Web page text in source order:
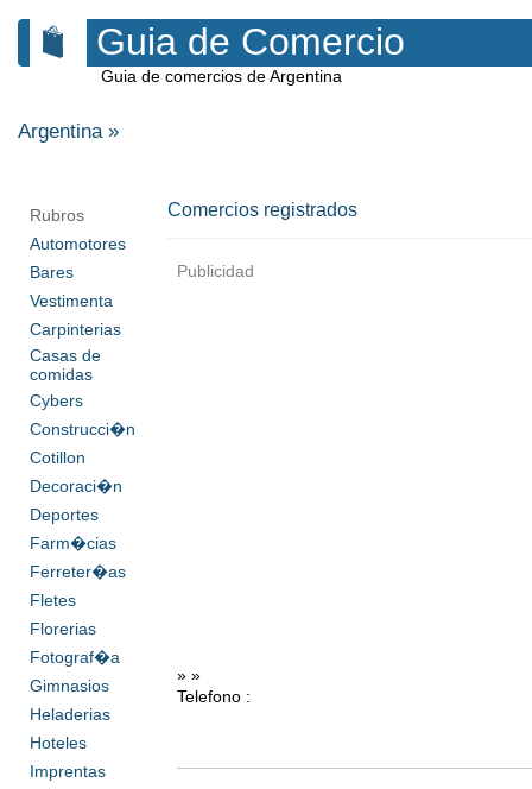
Guia de Comercio
Guia de comercios de Argentina
Argentina»
Rubros
Automotores
Bares
Vestimenta
Carpinterias
Casas de
comidas
Cybers
Construcci�n
Cotillon
Decoraci�n
Deportes
Farm�cias
Ferreter�as
Fletes
Florerias
Fotograf�a
Gimnasios
Heladerias
Hoteles
Imprentas
Comercios registrados
Publicidad
» »
Telefono :